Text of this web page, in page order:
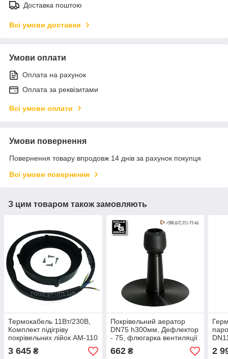
Доставка поштою
Всі умови доставки
Умови оплати
Оплата на рахунок
Оплата за реквізитами
Всі умови оплати
Умови повернення
Повернення товару впродовж 14 днів за рахунок покупця
Всі умови повернення
З цим товаром також замовляють
Термокабель 11Вт/230В,
Комплект підігріву
покрівельних лійок АМ-110
3 645 ₴
Покрівельний аератор
DN75 h300мм, Дефлектор
- 75, флюгарка вентиляції
утеплювача плоскої
покрівлі, Finland
662₴ 2